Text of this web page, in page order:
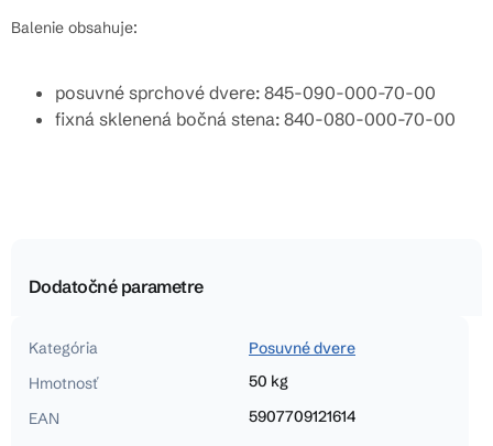
Balenie obsahuje:
posuvné sprchové dvere: 845-090-000-70-00
fixná sklenená bočná stena: 840-080-000-70-00
Dodatočné parametre
Kategória
Posuvné dvere
Hmotnosť
50 kg
EAN
5907709121614